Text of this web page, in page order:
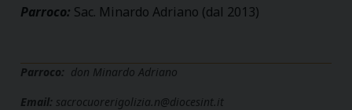
Parroco: Sac. Minardo Adriano (dal 2013)
Parroco: don Minardo Adriano
Email: sacrocuorerigolizia.n@diocesint.it